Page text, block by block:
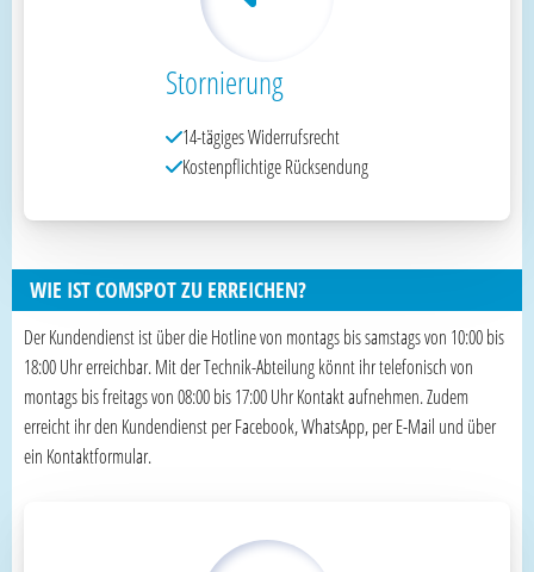
Stornierung
14-tägiges Widerrufsrecht
Kostenpflichtige Rücksendung
WIE IST COMSPOT ZU ERREICHEN?
Der Kundendienst ist über die Hotline von montags bis samstags von 10:00 bis
18:00 Uhr erreichbar. Mit der Technik-Abteilung könnt ihr telefonisch von
montags bis freitags von 08:00 bis 17:00 Uhr Kontakt aufnehmen. Zudem
erreicht ihr den Kundendienst per Facebook, WhatsApp, per E-Mail und über
ein Kontaktformular.